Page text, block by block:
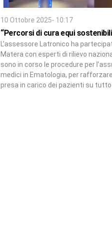
10 Ottobre 2025- 10:17
“Percorsi di cura equi
L’assessore Latronico ha
Matera con esperti di rilievo
sono in corso le procedure per
medici in Ematologia, per
presa in carico dei pazienti su